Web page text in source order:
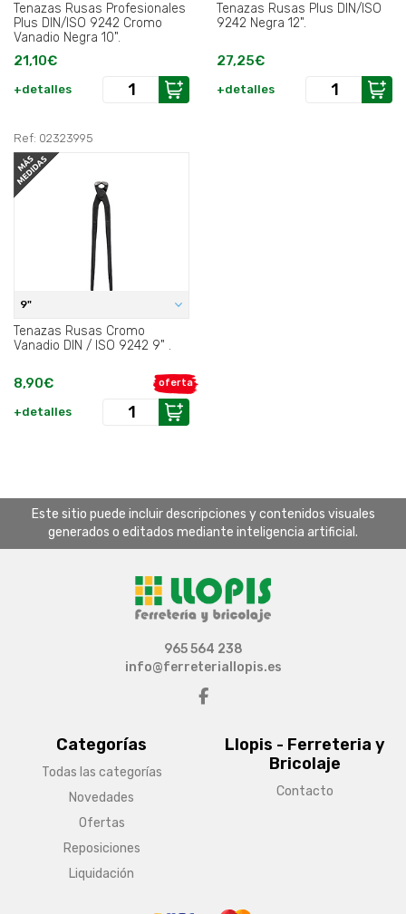
Tenazas Rusas Profesionales
Plus DIN/ISO 9242 Cromo
Vanadio Negra 10".
21,10€
+detalles
Tenazas Rusas Plus DIN/ISO
9242 Negra 12".
27,25€
+detalles
Ref: 02323995
9"
Tenazas Rusas Cromo
Vanadio DIN / ISO 9242 9" .
oferta
8,90€
+detalles
Este sitio puede incluir descripciones y contenidos visuales
generados o editados mediante inteligencia artificial.
Categorías
Todas las categorías
Novedades
Ofertas
Reposiciones
Liquidación
Llopis - Ferreteria y
Bricolaje
Contacto
965 564 238
info@ferreteriallopis.es